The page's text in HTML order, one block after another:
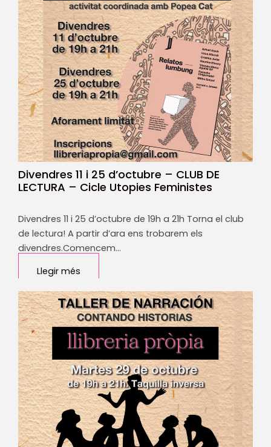
Divendres 11 i 25 d’octubre – CLUB DE
LECTURA – Cicle Utopies Feministes
Divendres 11 i 25 d’octubre de 19h a 21h Torna el club
de lectura! A partir d’ara ens trobarem els
divendres.Comencem…
Llegir més